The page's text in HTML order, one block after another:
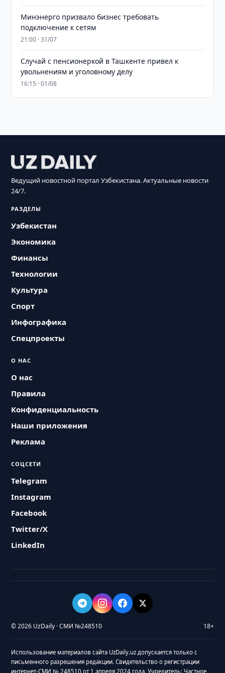
Минэнерго призвало бизнес требовать
подключение к сетям
21:00 · 31/07
Случай с пенсионеркой в Ташкенте привел к
увольнениям и уголовному делу
16:15 · 01/08
Ведущий новостной портал Узбекистана. Актуальные новости
24/7.
РАЗДЕЛЫ
Узбекистан
Экономика
Финансы
Технологии
Культура
Спорт
Инфографика
Спецпроекты
О НАС
О нас
Правила
Конфиденциальность
Наши приложения
Реклама
СОЦСЕТИ
Telegram
Instagram
Facebook
Twitter/X
LinkedIn
© 2026 UzDaily · СМИ №248510 18+
Использование материалов сайта UzDaily.uz допускается только с
письменного разрешения редакции. Свидетельство о регистрации
интернет-СМИ № 248510 от 1 апреля 2024 года. Учредитель: Частное